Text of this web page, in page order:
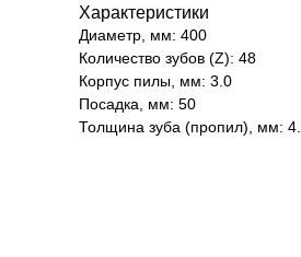
Характеристики
Диаметр, мм: 400
Количество зубов (Z): 48
Корпус пилы, мм: 3.0
Посадка, мм: 50
Толщина зуба (пропил), мм: